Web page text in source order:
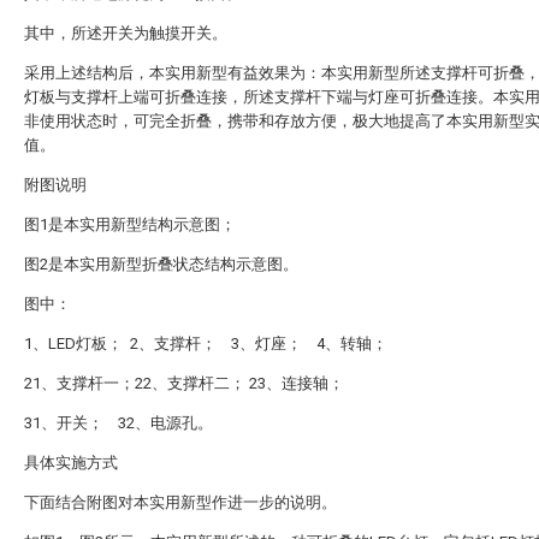
其中，所述开关为触摸开关。
采用上述结构后，本实用新型有益效果为：本实用新型所述支撑杆可折叠
灯板与支撑杆上端可折叠连接，所述支撑杆下端与灯座可折叠连接。本实
非使用状态时，可完全折叠，携带和存放方便，极大地提高了本实用新型
值。
附图说明
图1是本实用新型结构示意图；
图2是本实用新型折叠状态结构示意图。
图中：
1、LED灯板； 2、支撑杆； 3、灯座； 4、转轴；
21、支撑杆一；22、支撑杆二； 23、连接轴；
31、开关； 32、电源孔。
具体实施方式
下面结合附图对本实用新型作进一步的说明。